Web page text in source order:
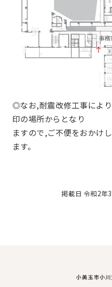
◎なお,耐震改修工事によ
印の場所からとなり
ますので,ご不便をおかけ
ます。
掲載日 令和2年